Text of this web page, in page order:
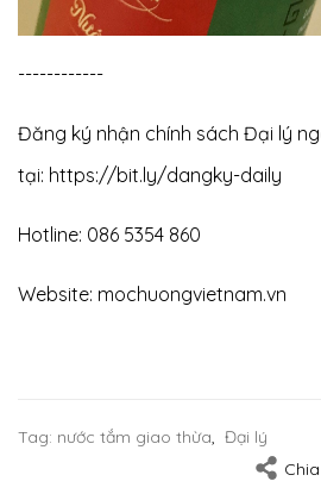
------------
Đăng ký nhận chính sách Đại lý
tại: https://bit.ly/dangky-daily
Hotline: 086 5354 860
Website: mochuongvietnam.vn
Tag: nước tắm giao thừa, Đại lý